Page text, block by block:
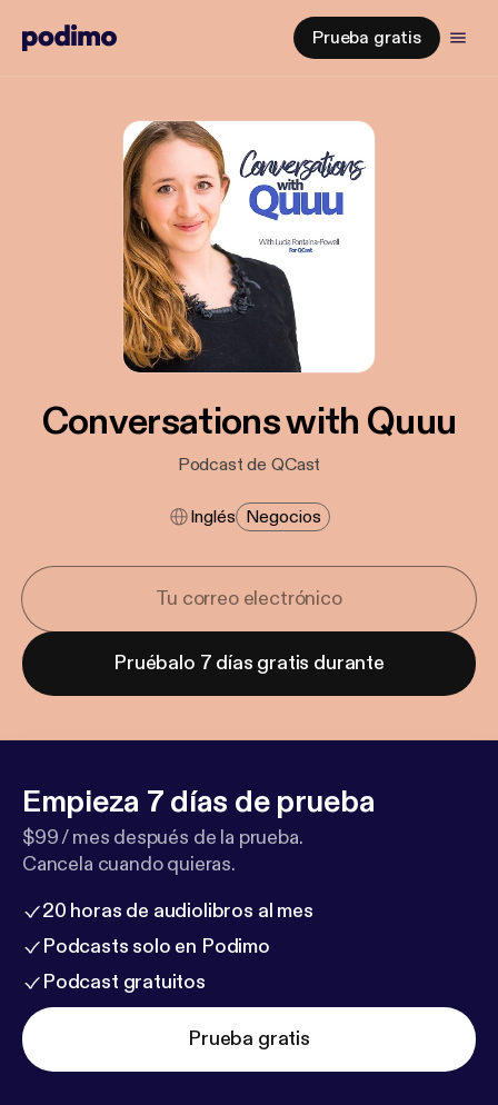
Prueba gratis
Conversations with Quuu
Podcast de QCast
Inglés Negocios
Pruébalo 7 días gratis durante
Empieza 7 días de prueba
$99 / mes después de la prueba.
Cancela cuando quieras.
20 horas de audiolibros al mes
Podcasts solo en Podimo
Podcast gratuitos
Prueba gratis